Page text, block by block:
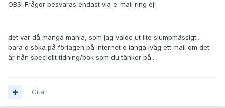
OBS! Frågor besvaras endast via e-mail ring ej!
det var då manga mania, som jag valde ut lite slumpmässigt...
bara o söka på förlagen på internet o langa iväg ett mail om det
är nån speciellt tidning/bok som du tänker på...
Citat